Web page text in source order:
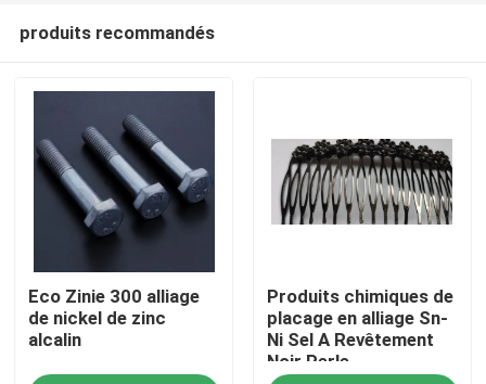
Accueil
produits recommandés
Eco Zinie 300 alliage
de nickel de zinc
alcalin
Produits chimiques de
placage en alliage Sn-
Ni Sel A Revêtement
Noir Perle